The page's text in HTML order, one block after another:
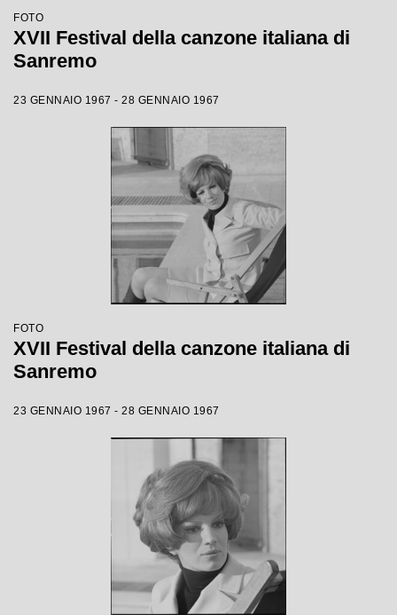
FOTO
XVII Festival della canzone italiana di
Sanremo
23 GENNAIO 1967 - 28 GENNAIO 1967
FOTO
XVII Festival della canzone italiana di
Sanremo
23 GENNAIO 1967 - 28 GENNAIO 1967